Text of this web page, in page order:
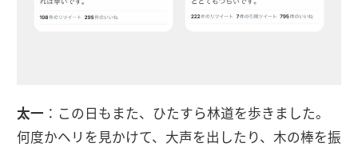
太一 ：この日もまた、ひたすら林道を歩きました。
何度かヘリを見かけて、大声を出したり、木の棒を振